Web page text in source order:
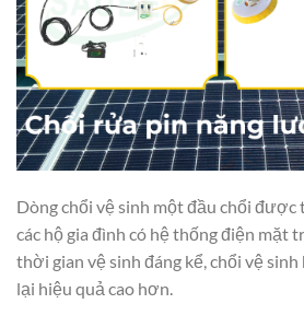
Dòng chổi vệ sinh một đầu chổi được
các hộ gia đình có hệ thống điện mặt
thời gian vệ sinh đáng kể, chổi vệ sinh
lại hiệu quả cao hơn.